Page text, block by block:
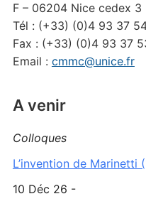
F – 06204 Nice cedex 3
Tél : (+33) (0)4 93 37
Fax : (+33) (0)4 93 37
Email : cmmc@unice.fr
A venir
Colloques
L’invention de Marinetti
10 Déc 26 -